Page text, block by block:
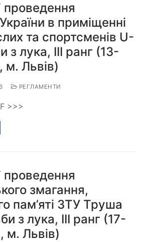
в приміщенні
та спортсменів U-
з лука, ІІІ ранг (13-
м. Львів)
РЕГЛАМЕНТИ
>>>
змагання,
пам’яті ЗТУ Труша
з лука, ІІІ ранг (17-
м. Львів)